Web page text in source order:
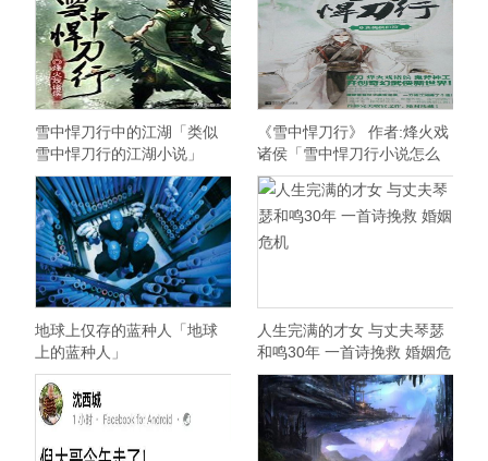
雪中悍刀行中的江湖「类似
雪中悍刀行的江湖小说」
《雪中悍刀行》 作者:烽火戏
诸侯「雪中悍刀行小说怎么
样」
地球上仅存的蓝种人「地球
上的蓝种人」
人生完满的才女 与丈夫琴瑟
和鸣30年 一首诗挽救 婚姻危
机